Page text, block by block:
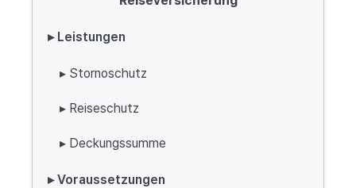
▸ Leistungen
▸ Stornoschutz
▸ Reiseschutz
▸ Deckungssumme
▸ Voraussetzungen